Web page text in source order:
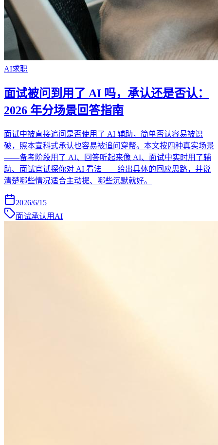
AI求职
面试被问到用了 AI 吗，承认还是否认：
2026 年分场景回答指南
面试中被直接追问是否使用了 AI 辅助，简单否认容易被识
破，照本宣科式承认也容易被追问穿帮。本文按四种真实场景
——备考阶段用了 AI、回答听起来像 AI、面试中实时用了辅
助、面试官试探你对 AI 看法——给出具体的回应思路，并说
清楚哪些情况适合主动提、哪些沉默就好。
2026/6/15
面试承认用AI